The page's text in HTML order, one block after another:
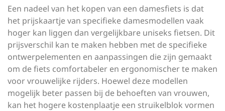
Een nadeel van het kopen van een damesfiets is dat
het prijskaartje van specifieke damesmodellen vaak
hoger kan liggen dan vergelijkbare uniseks fietsen. Dit
prijsverschil kan te maken hebben met de specifieke
ontwerpelementen en aanpassingen die zijn gemaakt
om de fiets comfortabeler en ergonomischer te maken
voor vrouwelijke rijders. Hoewel deze modellen
mogelijk beter passen bij de behoeften van vrouwen,
kan het hogere kostenplaatje een struikelblok vormen